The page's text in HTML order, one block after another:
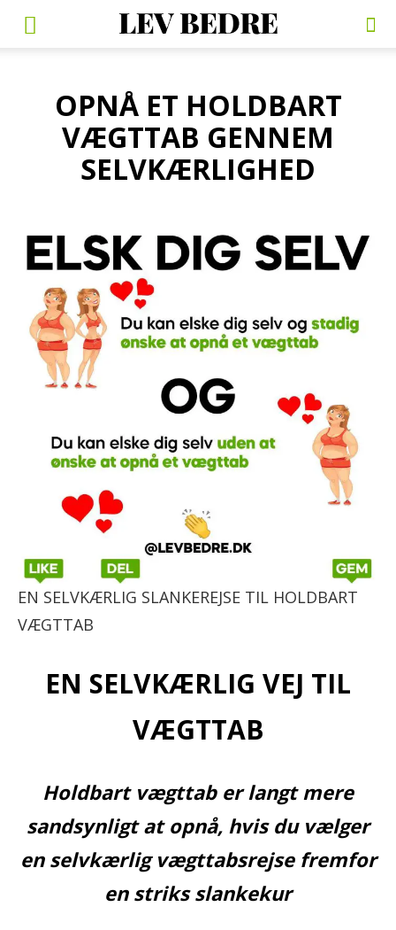
OPNÅ ET HOLDBART
VÆGTTAB GENNEM
SELVKÆRLIGHED
EN SELVKÆRLIG SLANKEREJSE TIL HOLDBART
VÆGTTAB
EN SELVKÆRLIG VEJ TIL
VÆGTTAB
Holdbart vægttab er langt mere
sandsynligt at opnå, hvis du vælger
en selvkærlig vægttabsrejse fremfor
en striks slankekur